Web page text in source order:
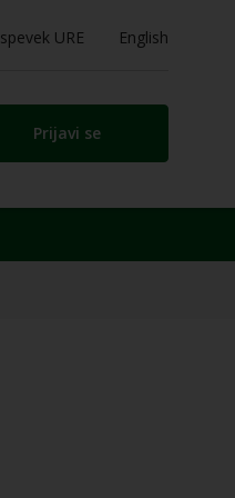
URE English
Prijavi se